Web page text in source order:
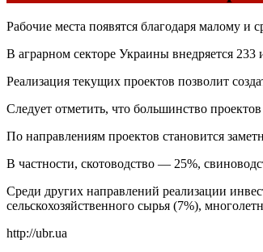
Рабочие места появятся благодаря малому и
В аграрном секторе Украины внедряется
Реализация текущих проектов позволит
Следует отметить, что большинство
По направлениям проектов становится
В частности, скотоводство — 25%,
Среди других направлений реализации
сельскохозяйственного сырья (7%),
http://ubr.ua